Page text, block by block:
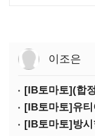
이조은